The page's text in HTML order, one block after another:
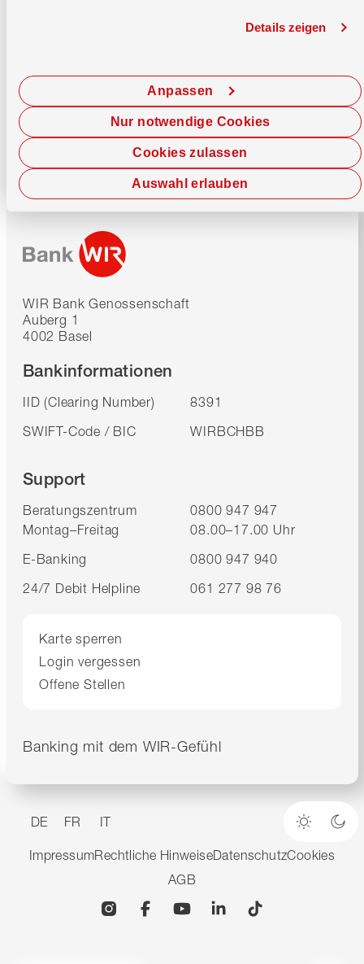
Details zeigen
Cookies zulassen
Anpassen
Auswahl erlauben
Nur notwendige Cookies
Jetzt chatten
WIR Bank Genossenschaft
Auberg 1
4002 Basel
Bankinformationen
IID (Clearing Number)
8391
SWIFT-Code / BIC
WIRBCHBB
Support
Beratungszentrum
0800 947 947
Montag–Freitag
08.00–17.00 Uhr
E-Banking
0800 947 940
24/7 Debit Helpline
061 277 98 76
Karte sperren
Login vergessen
Offene Stellen
Banking mit dem WIR-Gefühl
DE FR IT
Heller
ImpressumRechtliche HinweiseDatenschutzCookies
AGB
InstagramFacebookYouTubeLinkedin